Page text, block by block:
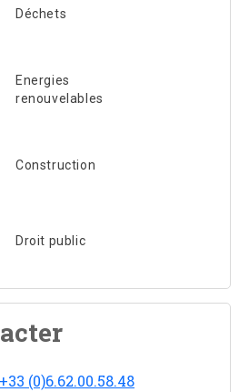
Déchets
Energies
renouvelables
Construction
Droit public
+33 (0)6.62.00.58.48